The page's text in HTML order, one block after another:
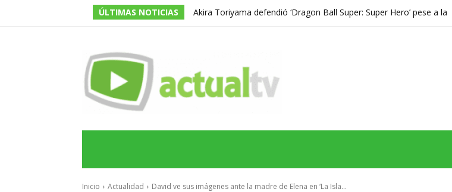
ÚLTIMAS NOTICIAS
Akira Toriyama defendió ‘Dragon Ball Super: Super Hero’ pese a la
Inicio Actualidad David ve sus imágenes ante la madre de Elena en ‘La Isla...